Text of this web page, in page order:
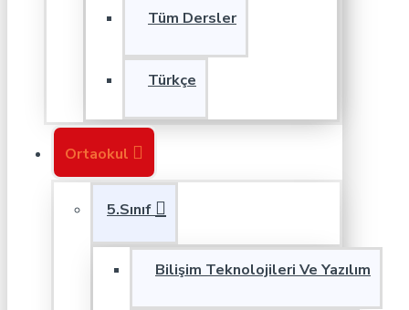
Tüm Dersler
Türkçe
Ortaokul
5.Sınıf
Bilişim Teknolojileri Ve Yazılım